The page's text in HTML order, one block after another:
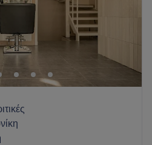
ομορφιάς στο Περιστέρι! Στο
συναντά το
φαντασία και πάθος για
looks που αναδεικνύουν τη
κουρέματα ✨ Βαφές &
✨ Χτενίσματα για κάθε